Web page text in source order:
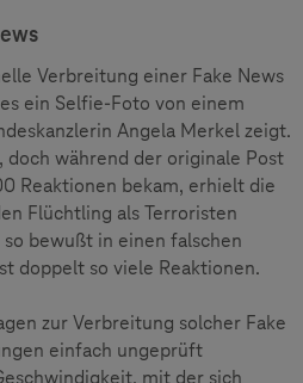
Verbreitung einer Fake News
ein Selfie-Foto von einem
Angela Merkel zeigt.
doch während der originale Post
Reaktionen bekam, erhielt die
Flüchtling als Terroristen
bewußt in einen falschen
doppelt so viele Reaktionen.
zur Verbreitung solcher Fake
einfach ungeprüft
mit der sich